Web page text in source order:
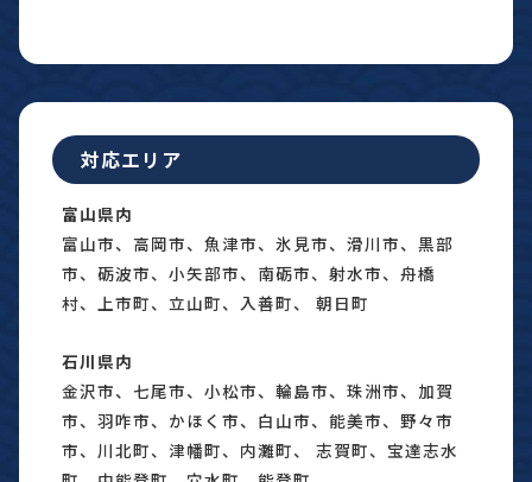
対応エリア
富山県内
富山市、高岡市、魚津市、氷見市、滑川市、黒部
市、砺波市、小矢部市、南砺市、射水市、舟橋
村、上市町、立山町、入善町、 朝日町
石川県内
金沢市、七尾市、小松市、輪島市、珠洲市、加賀
市、羽咋市、かほく市、白山市、能美市、野々市
市、川北町、津幡町、内灘町、 志賀町、宝達志水